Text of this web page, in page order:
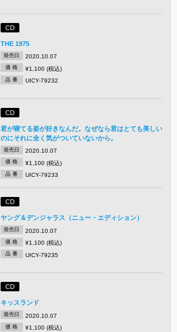
CD
THE 1975
発売日 2020.10.07
価 格 ¥1,100 (税込)
品 番 UICY-79232
CD
君が寝てる姿が好きなんだ。なぜなら君はとても美しい
のにそれに全く気がついていないから。
発売日 2020.10.07
価 格 ¥1,100 (税込)
品 番 UICY-79233
CD
ヤング＆デンジャラス（ニュー・エディション）
発売日 2020.10.07
価 格 ¥1,100 (税込)
品 番 UICY-79235
CD
キッスランド
発売日 2020.10.07
価 格 ¥1,100 (税込)